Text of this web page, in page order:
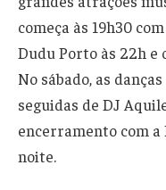
começa às 19h30
Dudu Porto às 22h e
No sábado, as
seguidas de DJ
encerramento com a
noite.